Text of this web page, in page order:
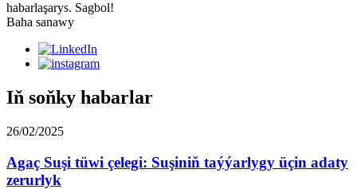
habarlaşarys. Sagbol!
Baha sanawy
Iň soňky habarlar
26/02/2025
Agaç Suşi tüwi çelegi: Suşiniň taýýarlygy üçin adaty
zerurlyk